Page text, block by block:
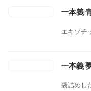
一本義
エキゾチ
一本義
袋詰めし